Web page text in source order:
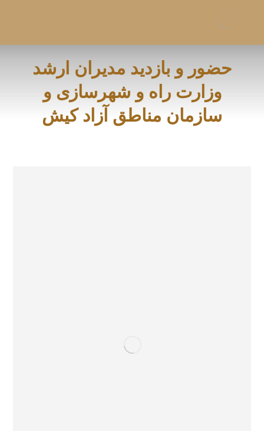
حضور و بازدید مدیران ارشد
وزارت راه و شهرسازی و
سازمان مناطق آزاد کیش